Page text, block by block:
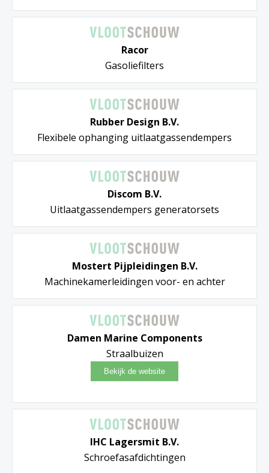
Racor
Gasoliefilters
Rubber Design B.V.
Flexibele ophanging uitlaatgassendempers
Discom B.V.
Uitlaatgassendempers generatorsets
Mostert Pijpleidingen B.V.
Machinekamerleidingen voor- en achter
Damen Marine Components
Straalbuizen
IHC Lagersmit B.V.
Schroefasafdichtingen